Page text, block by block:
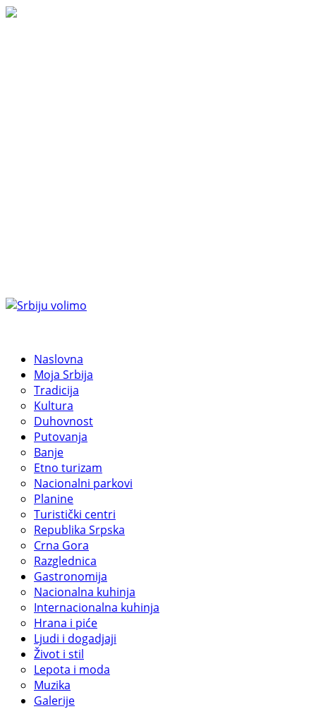
Naslovna
Moja Srbija
Tradicija
Kultura
Duhovnost
Putovanja
Banje
Etno turizam
Nacionalni parkovi
Planine
Turistički centri
Republika Srpska
Crna Gora
Razglednica
Gastronomija
Nacionalna kuhinja
Internacionalna kuhinja
Hrana i piće
Ljudi i dogadjaji
Život i stil
Lepota i moda
Muzika
Galerije